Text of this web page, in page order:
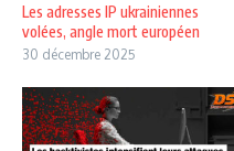
Les adresses IP ukrainiennes
volées, angle mort européen
30 décembre 2025